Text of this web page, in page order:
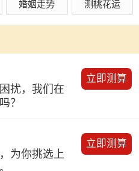
婚姻走势 测桃花运
扰，我们在
？
立即测算
为你挑选上
立即测算